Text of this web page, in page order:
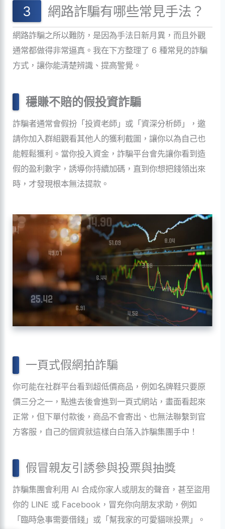
網路詐騙有哪些常見手法？
網路詐騙之所以難防，是因為手法日新月異，而且外觀
通常都做得非常逼真。我在下方整理了 6 種常見的詐騙
方式，讓你能清楚辨識、提高警覺。
穩賺不賠的假投資詐騙
詐騙者通常會假扮「投資老師」或「資深分析師」，邀
請你加入群組觀看其他人的獲利截圖，讓你以為自己也
能輕鬆獲利。當你投入資金，詐騙平台會先讓你看到造
假的盈利數字，誘導你持續加碼，直到你想把錢領出來
時，才發現根本無法提款。
一頁式假網拍詐騙
你可能在社群平台看到超低價商品，例如名牌鞋只要原
價三分之一，點進去後會進到一頁式網站，畫面看起來
正常，但下單付款後，商品不會寄出、也無法聯繫到官
方客服，自己的個資就這樣白白落入詐騙集團手中！
假冒親友引誘參與投票與抽獎
詐騙集團會利用 AI 合成你家人或朋友的聲音，甚至盜用
你的 LINE 或 Facebook，冒充你向朋友求助，例如
「臨時急事需要借錢」或「幫我家的可愛貓咪投票」。